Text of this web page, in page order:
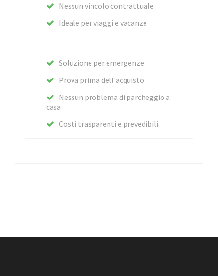
Nessun vincolo contrattuale
Ideale per viaggi e vacanze
Soluzione per emergenze
Prova prima dell'acquisto
Nessun problema di parcheggio a
casa
Costi trasparenti e prevedibili